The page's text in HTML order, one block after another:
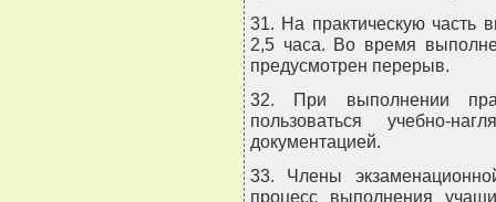
31. На практическую часть
2,5 часа. Во время
предусмотрен перерыв.
32. При выполнении
пользоваться учебно-
документацией.
33. Члены
процесс выполнения